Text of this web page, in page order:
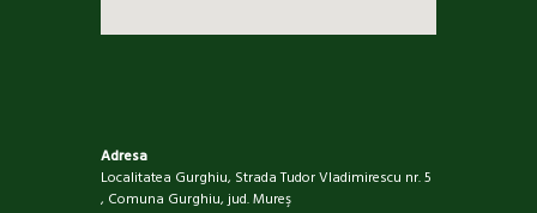
Adresa
Localitatea Gurghiu, Strada Tudor Vladimirescu nr. 5
, Comuna Gurghiu, jud. Mureş